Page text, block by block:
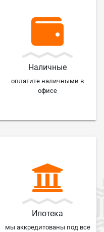
Наличные
оплатите наличными в
офисе
Ипотека
мы аккредитованы под все